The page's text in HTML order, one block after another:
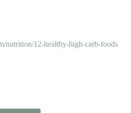
nutrition/12-healthy-high-carb-foods